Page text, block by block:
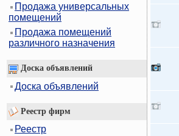
Продажа универсальных
помещений
Продажа помещений
различного назначения
Доска объявлений
Доска объявлений
Реестр фирм
Реестр